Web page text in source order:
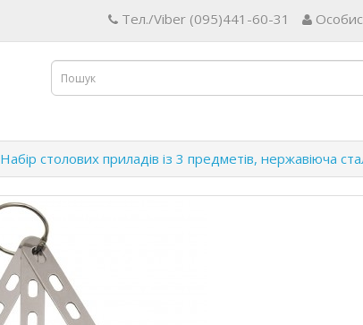
Тел./Viber (095)441-60-31
Набір столових приладів із 3 предметів, нержавіюча